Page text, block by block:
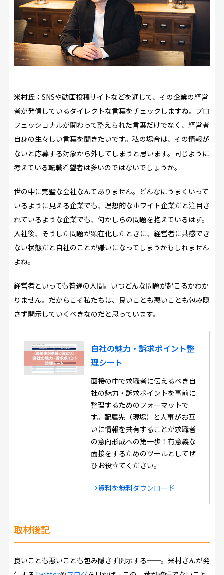
米村氏： SNSや動画投稿サイトなどを通じて、その企業の経営
者が発信しているダイレクトな言葉をチェックしますね。プロ
フェッショナルが関わって整えられた言葉だけでなく、経営者
自身の生々しい言葉を聞きたいです。私の場合は、その情報が
ないと応募する対象から外してしまうと思います。同じように
考えている転職希望者は多いのではないでしょうか。
世の中に完璧な会社なんてありません。どんなにうまくいって
いるように見える企業でも、理想的なホワイト企業だと注目さ
れているような企業でも、何かしらの問題を抱えているはず。
入社後、そうした問題が顕在化したときに、経営者に共感でき
ない状態だと自社のことが嫌いになってしまうかもしれません
よね。
経営者といっても普通の人間。いつどんな問題が起こるかわか
りません。だからこそ私たちは、良いことも悪いことも包み隠
さず開示していくべきなのだと思っています。
自社の魅力・訴求ポイント整
理シート
面接の中で求職者に伝えるべき自
社の魅力・訴求ポイントを事前に
整理するためのフォーマットで
す。配属先（現場）と人事がお互
いに情報を共有することが求職者
の意向形成への第一歩！有意義な
面接をするためのツールとしてぜ
ひお役立てください。
⇒資料を無料ダウンロード
取材後記
良いことも悪いことも包み隠さず開示する──。米村さんが発